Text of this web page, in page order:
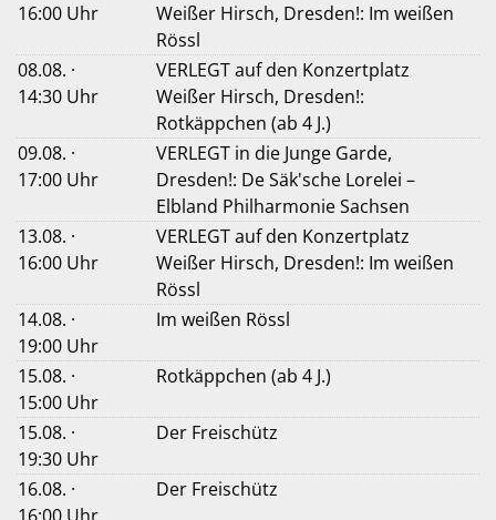
16:00 Uhr
Weißer Hirsch, Dresden!: Im weißen
Rössl
08.08. ·
14:30 Uhr
VERLEGT auf den Konzertplatz
Weißer Hirsch, Dresden!:
Rotkäppchen (ab 4 J.)
09.08. ·
17:00 Uhr
VERLEGT in die Junge Garde,
Dresden!: De Säk'sche Lorelei –
Elbland Philharmonie Sachsen
13.08. ·
16:00 Uhr
VERLEGT auf den Konzertplatz
Weißer Hirsch, Dresden!: Im weißen
Rössl
14.08. ·
19:00 Uhr
Im weißen Rössl
15.08. ·
15:00 Uhr
Rotkäppchen (ab 4 J.)
15.08. ·
19:30 Uhr
Der Freischütz
16.08. ·
Der Freischütz